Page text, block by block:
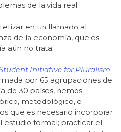
de la vida real.
en un llamado al
de la economía, que es
aún no trata.
Initiative for Pluralism
por 65 agrupaciones de
de 30 países, hemos
metodológico, e
que es necesario incorporar
estudio formal; practicar el